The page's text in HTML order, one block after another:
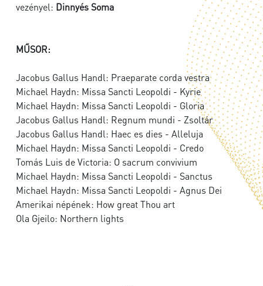
vezényel: Dinnyés Soma
MŰSOR:
Jacobus Gallus Handl: Praeparate corda vestra
Michael Haydn: Missa Sancti Leopoldi - Kyrie
Michael Haydn: Missa Sancti Leopoldi - Gloria
Jacobus Gallus Handl: Regnum mundi - Zsoltár
Jacobus Gallus Handl: Haec es dies - Alleluja
Michael Haydn: Missa Sancti Leopoldi - Credo
Tomás Luis de Victoria: O sacrum convivium
Michael Haydn: Missa Sancti Leopoldi - Sanctus
Michael Haydn: Missa Sancti Leopoldi - Agnus Dei
Amerikai népének: How great Thou art
Ola Gjeilo: Northern lights